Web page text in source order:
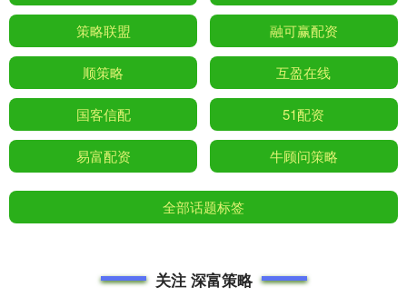
策略联盟 融可赢配资
顺策略 互盈在线
国客信配 51配资
易富配资 牛顾问策略
全部话题标签
关注 深富策略